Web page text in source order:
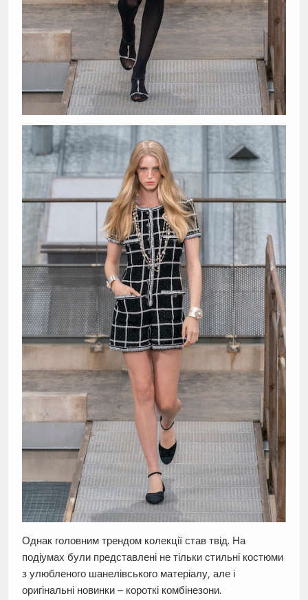
Однак головним трендом колекції став твід. На
подіумах були представлені не тільки стильні костюми
з улюбленого шанелівського матеріалу, але і
оригінальні новинки – короткі комбінезони.